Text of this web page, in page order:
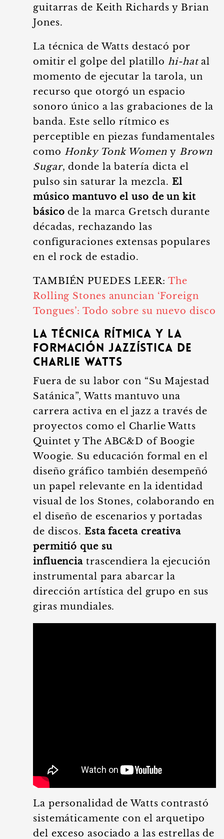
guitarras de Keith Richards y Brian
Jones.
La técnica de Watts destacó por
omitir el golpe del platillohi-hatal
momento de ejecutar la tarola, un
recurso que otorgó un espacio
sonoro único a las grabaciones de la
banda. Este sello rítmico es
perceptible en piezas fundamentales
como Honky Tonk Womeny Brown
Sugar, donde la batería dicta el
pulso sin saturar la mezcla.El
músico mantuvo el uso de un kit
básico de la marca Gretsch durante
décadas, rechazando las
configuraciones extensas populares
en el rock de estadio.
TAMBIÉN PUEDES LEER: The
Rolling Stones anuncian ‘Foreign
Tongues’: Todo sobre su nuevo disco
La técnica rítmica y la
formación jazzística de
Charlie Watts
Fuera de su labor con “Su Majestad
Satánica”, Watts mantuvo una
carrera activa en el jazz a través de
proyectos como el Charlie Watts
Quintet y The ABC&D of Boogie
Woogie. Su educación formal en el
diseño gráfico también desempeñó
un papel relevante en la identidad
visual de los Stones, colaborando en
el diseño de escenarios y portadas
de discos. Esta faceta creativa
permitió que su
influencia trascendiera la ejecución
instrumental para abarcar la
dirección artística del grupo en sus
giras mundiales.
La personalidad de Watts contrastó
sistemáticamente con el arquetipo
del exceso asociado a las estrellas de